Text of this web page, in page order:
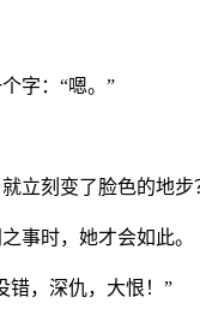
字：“嗯。”
立刻变了脸色的地步
事时，她才会如此。
错，深仇，大恨！”